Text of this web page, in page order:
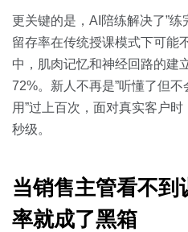
更关键的是，AI陪练解决了”练
留存率在传统授课模式下可能
中，肌肉记忆和神经回路的建
72%。新人不再是”听懂了但不
用”过上百次，面对真实客户
秒级。
当销售主管看不
率就成了黑箱